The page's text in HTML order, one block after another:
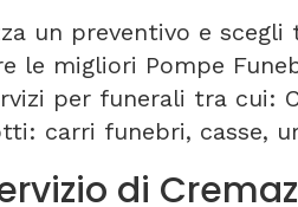
un preventivo e scegli
le migliori Pompe
per funerali tra cui:
carri funebri, casse,
di